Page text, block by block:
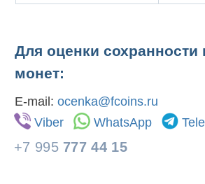
Для оценки сохранности
монет:
E-mail: ocenka@fcoins.ru
Viber
WhatsApp
+7 995 777 44 15